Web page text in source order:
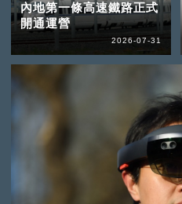
內地第一條高速鐵路正式
開通運營
2026-07-31